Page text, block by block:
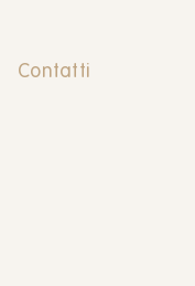
Contatti